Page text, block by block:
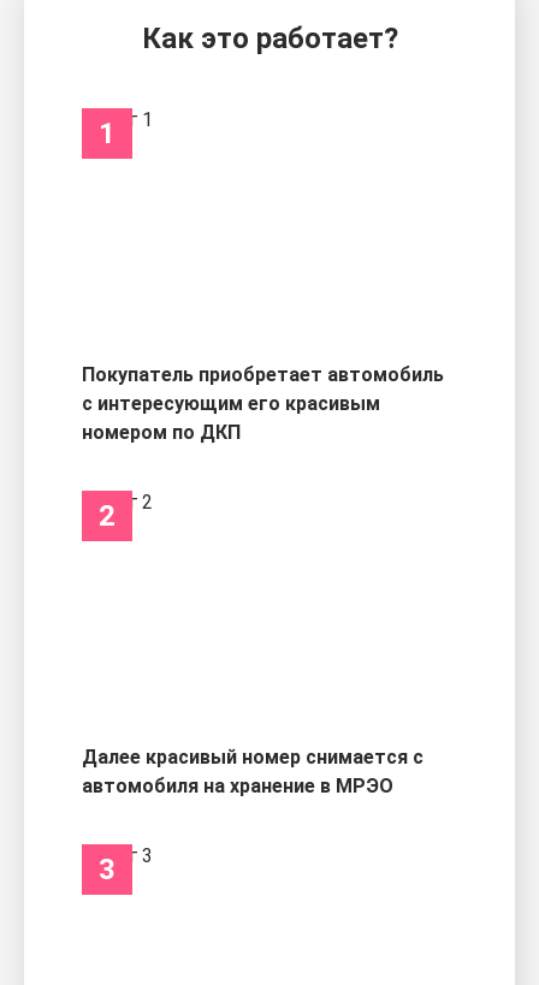
Как это работает?
1
Покупатель приобретает автомобиль
с интересующим его красивым
номером по ДКП
2
Далее красивый номер снимается с
автомобиля на хранение в МРЭО
3